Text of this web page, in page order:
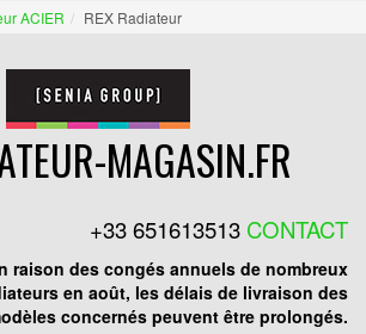
ACIER REX Radiateur
MAGASIN.FR
+33 651613513 CONTACT
raison des congés annuels de nombreux
en août, les délais de livraison des
concernés peuvent être prolongés.